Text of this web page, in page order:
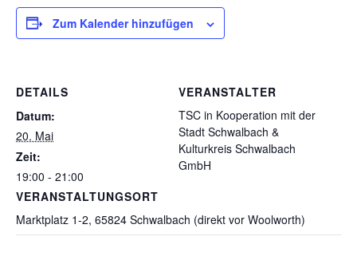
Zum Kalender hinzufügen
DETAILS
Datum:
20. Mai
Zeit:
19:00 - 21:00
VERANSTALTUNGSORT
Marktplatz 1-2, 65824 Schwalbach (direkt vor Woolworth)
VERANSTALTER
TSC in Kooperation mit der
Stadt Schwalbach &
Kulturkreis Schwalbach
GmbH